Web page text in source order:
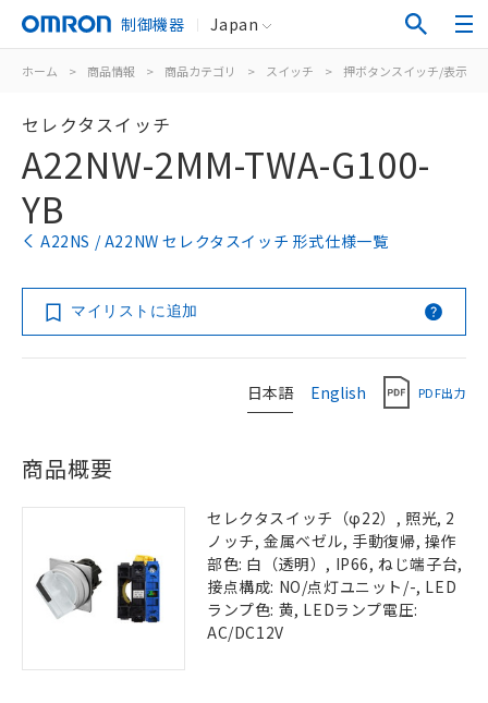
制御機器 Japan
ホーム > 商品情報 > 商品カテゴリ > スイッチ > 押ボタンスイッチ/表示灯
セレクタスイッチ
A22NW-2MM-TWA-G100-
YB
A22NS / A22NW セレクタスイッチ 形式仕様一覧
マイリストに追加
日本語 English PDF出力
商品概要
セレクタスイッチ（φ22）, 照光, 2
ノッチ, 金属ベゼル, 手動復帰, 操作
部色: 白（透明）, IP66, ねじ端子台,
接点構成: NO/点灯ユニット/-, LED
ランプ色: 黄, LEDランプ電圧:
AC/DC12V